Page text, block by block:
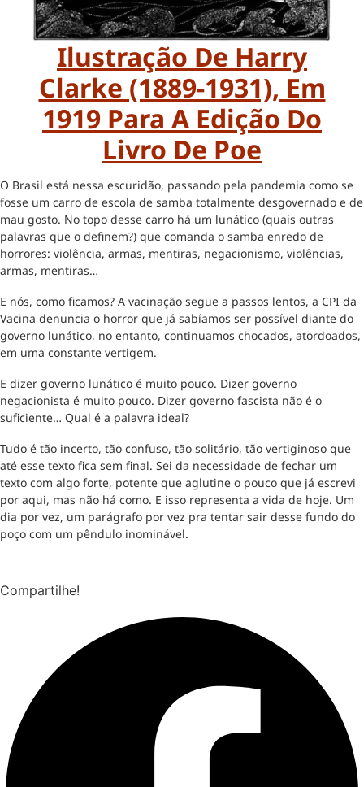
Ilustração De Harry
Clarke (1889-1931), Em
1919 Para A Edição Do
Livro De Poe
O Brasil está nessa escuridão, passando pela pandemia como se
fosse um carro de escola de samba totalmente desgovernado e de
mau gosto. No topo desse carro há um lunático (quais outras
palavras que o definem?) que comanda o samba enredo de
horrores: violência, armas, mentiras, negacionismo, violências,
armas, mentiras…
E nós, como ficamos? A vacinação segue a passos lentos, a CPI da
Vacina denuncia o horror que já sabíamos ser possível diante do
governo lunático, no entanto, continuamos chocados, atordoados,
em uma constante vertigem.
E dizer governo lunático é muito pouco. Dizer governo
negacionista é muito pouco. Dizer governo fascista não é o
suficiente… Qual é a palavra ideal?
Tudo é tão incerto, tão confuso, tão solitário, tão vertiginoso que
até esse texto fica sem final. Sei da necessidade de fechar um
texto com algo forte, potente que aglutine o pouco que já escrevi
por aqui, mas não há como. E isso representa a vida de hoje. Um
dia por vez, um parágrafo por vez pra tentar sair desse fundo do
poço com um pêndulo inominável.
Compartilhe!